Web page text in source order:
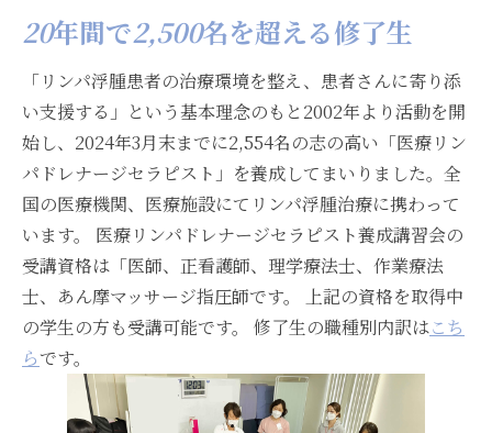
20年間で2,500名を超える修了生
「リンパ浮腫患者の治療環境を整え、患者さんに寄り添
い支援する」という基本理念のもと2002年より活動を開
始し、2024年3月末までに2,554名の志の高い「医療リン
パドレナージセラピスト」を養成してまいりました。全
国の医療機関、医療施設にてリンパ浮腫治療に携わって
います。 医療リンパドレナージセラピスト養成講習会の
受講資格は「医師、正看護師、理学療法士、作業療法
士、あん摩マッサージ指圧師です。 上記の資格を取得中
の学生の方も受講可能です。 修了生の職種別内訳はこち
らです。